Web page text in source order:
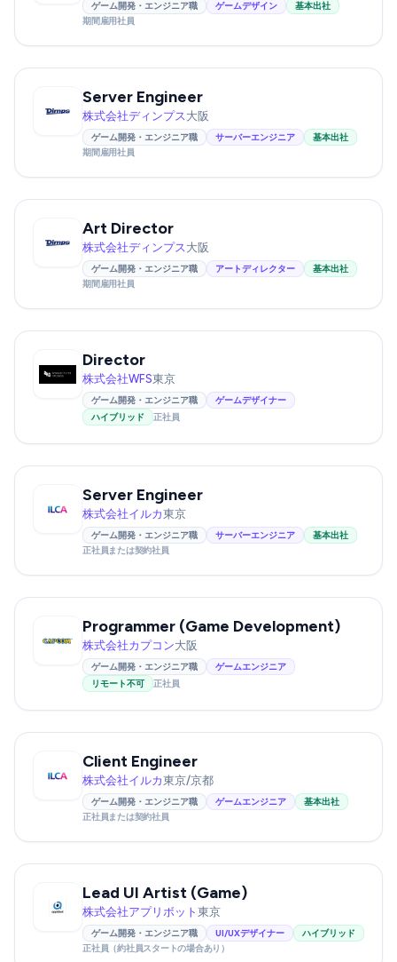
ゲーム開発・エンジニア職 ゲームデザイン
基本出社
期間雇用社員
Server Engineer
株式会社ディンプス大阪
ゲーム開発・エンジニア職 サーバーエンジニア
基本出社
期間雇用社員
Art Director
株式会社ディンプス大阪
ゲーム開発・エンジニア職 アートディレクター
基本出社
期間雇用社員
Director
株式会社WFS東京
ゲーム開発・エンジニア職
ゲームデザイナー
ハイブリッド
正社員
Server Engineer
株式会社イルカ東京
ゲーム開発・エンジニア職 サーバーエンジニア
基本出社
正社員または契約社員
Programmer (Game Development)
株式会社カプコン大阪
ゲーム開発・エンジニア職
ゲームエンジニア
リモート不可
正社員
Client Engineer
株式会社イルカ東京/京都
ゲーム開発・エンジニア職 ゲームエンジニア
基本出社
正社員または契約社員
Lead UI Artist (Game)
株式会社アプリボット 東京
ゲーム開発・エンジニア職 UI/UXデザイナー
ハイブリッド
正社員（約社員スタートの場合あり）